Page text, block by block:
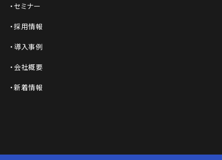
セミナー
採用情報
導入事例
会社概要
新着情報